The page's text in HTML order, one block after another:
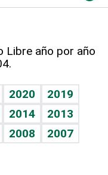
Libre año por año
2020
2019
2014
2013
2008
2007